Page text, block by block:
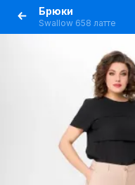
Брюки
Swallow 658 латте